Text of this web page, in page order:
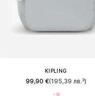
KIPLING
99,90 €(195,39 лв.³)